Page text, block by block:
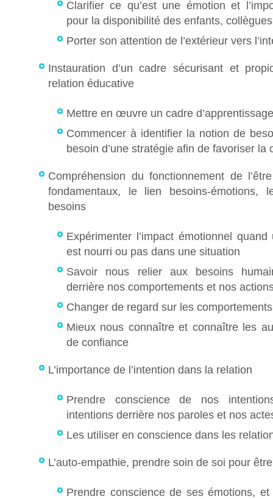
Clarifier ce qu’est une émotion et
pour la disponibilité des enfants,
Porter son attention de l’extérieur vers
Instauration d’un cadre sécurisant et
relation éducative
Mettre en œuvre un cadre
Commencer à identifier la notion de
besoin d’une stratégie afin de favoriser
Compréhension du fonctionnement de
fondamentaux, le lien besoins-émotions,
besoins
Expérimenter l’impact émotionnel
est nourri ou pas dans une situation
Savoir nous relier aux besoins
derrière nos comportements et nos
Changer de regard sur les
Mieux nous connaître et connaître les
de confiance
L’importance de l’intention dans la relation
Prendre conscience de nos
intentions derrière nos paroles et nos
Les utiliser en conscience dans les
L’auto-empathie, prendre soin de soi pour
Prendre conscience de ses émotions,